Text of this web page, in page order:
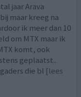
jaar Arava
maar kreeg na
ik meer dan 10
om MTX maar ik
komt, ook
geplaatst..
die bl [lees